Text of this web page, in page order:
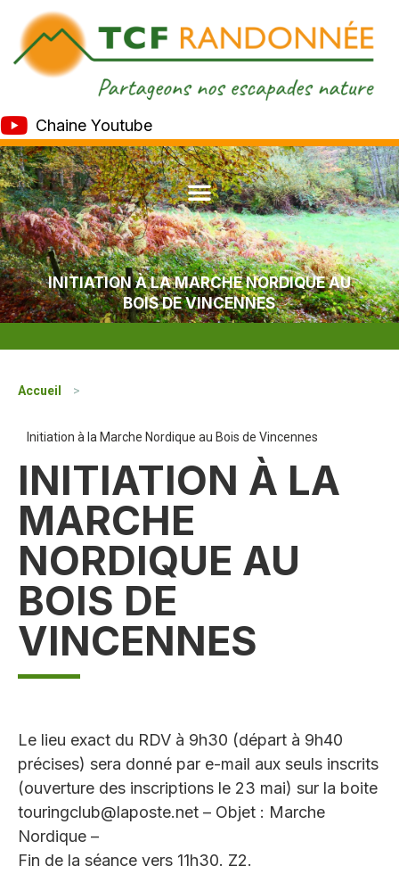
Chaine Youtube
INITIATION À LA MARCHE NORDIQUE AU
BOIS DE VINCENNES
Accueil >
Initiation à la Marche Nordique au Bois de Vincennes
INITIATION À LA
MARCHE
NORDIQUE AU
BOIS DE
VINCENNES
Le lieu exact du RDV à 9h30 (départ à 9h40
précises) sera donné par e-mail aux seuls inscrits
(ouverture des inscriptions le 23 mai) sur la boite
touringclub@laposte.net – Objet : Marche
Nordique –
Fin de la séance vers 11h30. Z2.